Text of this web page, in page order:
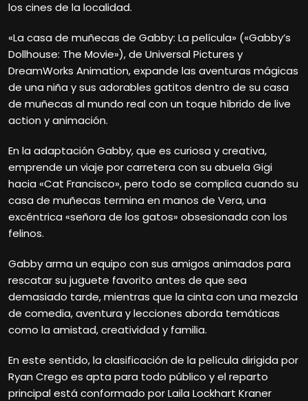
los cines de la localidad.
«La casa de muñecas de Gabby: La película» («Gabby’s
Dollhouse: The Movie»), de Universal Pictures y
DreamWorks Animation, expande las aventuras mágicas
de una niña y sus adorables gatitos dentro de su casa
de muñecas al mundo real con un toque híbrido de live
action y animación.
En la adaptación Gabby, que es curiosa y creativa,
emprende un viaje por carretera con su abuela Gigi
hacia «Cat Francisco», pero todo se complica cuando su
casa de muñecas termina en manos de Vera, una
excéntrica «señora de los gatos» obsesionada con los
felinos.
Gabby arma un equipo con sus amigos animados para
rescatar su juguete favorito antes de que sea
demasiado tarde, mientras que la cinta con una mezcla
de comedia, aventura y lecciones aborda temáticas
como la amistad, creatividad y familia.
En este sentido, la clasificación de la película dirigida por
Ryan Crego es apta para todo público y el reparto
principal está conformado por Laila Lockhart Kraner